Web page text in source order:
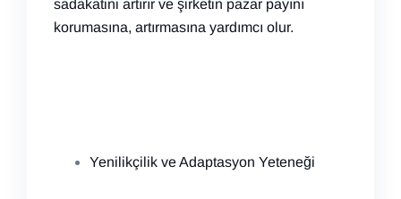
sadakatini artırır ve şirketin pazar payını
korumasına, artırmasına yardımcı olur.
Yenilikçilik ve Adaptasyon Yeteneği